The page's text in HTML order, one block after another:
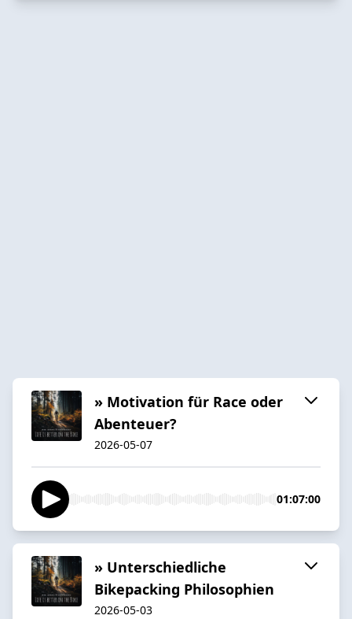
» Motivation für Race oder
Abenteuer?
2026-05-07
01:07:00
» Unterschiedliche
Bikepacking Philosophien
2026-05-03